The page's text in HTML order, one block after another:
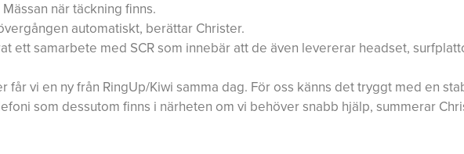
när täckning finns.
automatiskt, berättar Christer.
ett samarbete med SCR som innebär att de även levererar headset,
får vi en ny från RingUp/Kiwi samma dag. För oss känns det tryggt med en
som dessutom finns i närheten om vi behöver snabb hjälp, summerar